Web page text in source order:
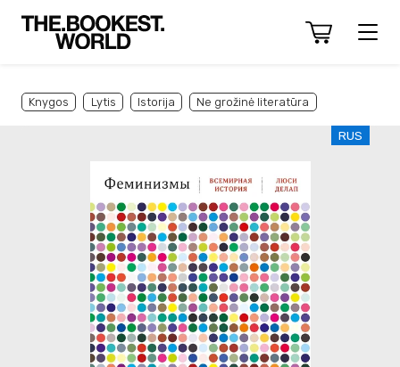
Knygos Lytis Istorija Ne grožinė literatūra
RUS